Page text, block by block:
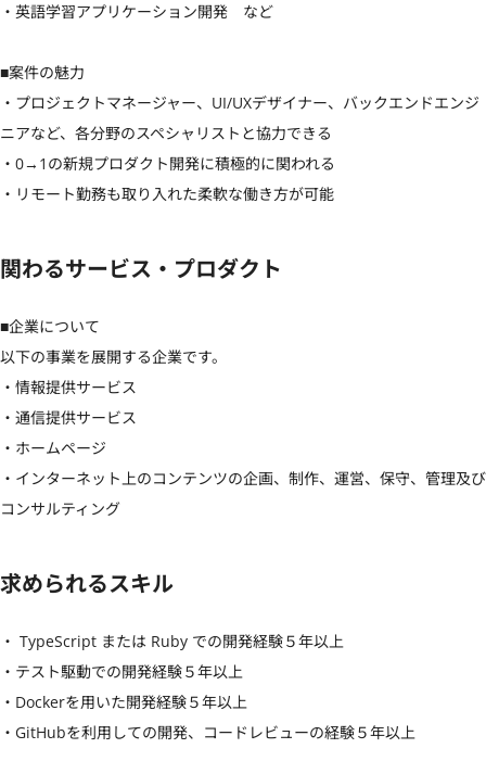
・英語学習アプリケーション開発　など
■案件の魅力
・プロジェクトマネージャー、UI/UXデザイナー、バックエンドエンジ
ニアなど、各分野のスペシャリストと協力できる
・0→1の新規プロダクト開発に積極的に関われる
・リモート勤務も取り入れた柔軟な働き方が可能
関わるサービス・プロダクト
■企業について
以下の事業を展開する企業です。
・情報提供サービス
・通信提供サービス
・ホームページ
・インターネット上のコンテンツの企画、制作、運営、保守、管理及び
コンサルティング
求められるスキル
・ TypeScript または Ruby での開発経験５年以上
・テスト駆動での開発経験５年以上
・Dockerを用いた開発経験５年以上
・GitHubを利用しての開発、コードレビューの経験５年以上